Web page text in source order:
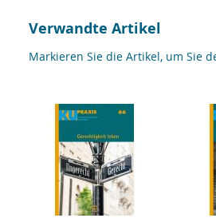
Verwandte Artikel
Markieren Sie die Artikel, um Sie